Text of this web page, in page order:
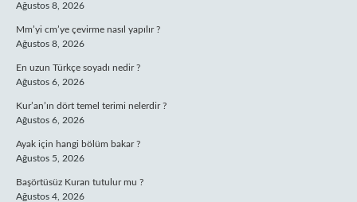
Ağustos 8, 2026
Mm’yi cm’ye çevirme nasıl yapılır ?
Ağustos 8, 2026
En uzun Türkçe soyadı nedir ?
Ağustos 6, 2026
Kur’an’ın dört temel terimi nelerdir ?
Ağustos 6, 2026
Ayak için hangi bölüm bakar ?
Ağustos 5, 2026
Başörtüsüz Kuran tutulur mu ?
Ağustos 4, 2026